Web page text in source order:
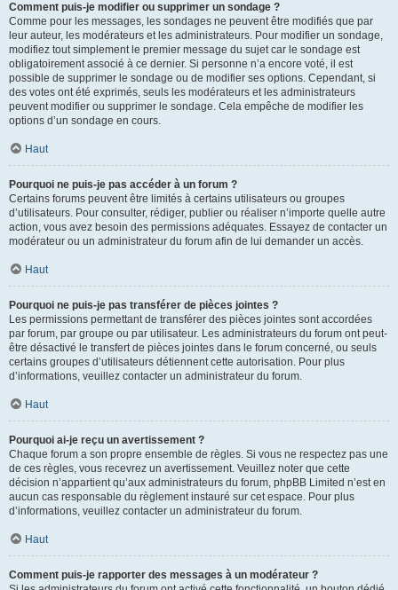
Comment puis-je modifier ou supprimer un sondage ?
Comme pour les messages, les sondages ne peuvent être modifiés que par
leur auteur, les modérateurs et les administrateurs. Pour modifier un sondage,
modifiez tout simplement le premier message du sujet car le sondage est
obligatoirement associé à ce dernier. Si personne n’a encore voté, il est
possible de supprimer le sondage ou de modifier ses options. Cependant, si
des votes ont été exprimés, seuls les modérateurs et les administrateurs
peuvent modifier ou supprimer le sondage. Cela empêche de modifier les
options d’un sondage en cours.
Haut
Pourquoi ne puis-je pas accéder à un forum ?
Certains forums peuvent être limités à certains utilisateurs ou groupes
d’utilisateurs. Pour consulter, rédiger, publier ou réaliser n’importe quelle autre
action, vous avez besoin des permissions adéquates. Essayez de contacter un
modérateur ou un administrateur du forum afin de lui demander un accès.
Haut
Pourquoi ne puis-je pas transférer de pièces jointes ?
Les permissions permettant de transférer des pièces jointes sont accordées
par forum, par groupe ou par utilisateur. Les administrateurs du forum ont peut-
être désactivé le transfert de pièces jointes dans le forum concerné, ou seuls
certains groupes d’utilisateurs détiennent cette autorisation. Pour plus
d’informations, veuillez contacter un administrateur du forum.
Haut
Pourquoi ai-je reçu un avertissement ?
Chaque forum a son propre ensemble de règles. Si vous ne respectez pas une
de ces règles, vous recevrez un avertissement. Veuillez noter que cette
décision n’appartient qu’aux administrateurs du forum, phpBB Limited n’est en
aucun cas responsable du règlement instauré sur cet espace. Pour plus
d’informations, veuillez contacter un administrateur du forum.
Haut
Comment puis-je rapporter des messages à un modérateur ?